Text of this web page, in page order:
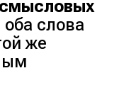
смысловых
оба слова
же